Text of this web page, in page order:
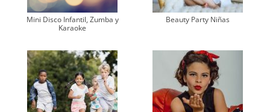
Mini Disco Infantil, Zumba y
Karaoke
Beauty Party Niñas